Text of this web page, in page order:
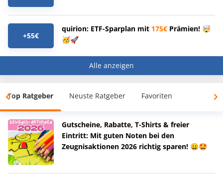
+55€
quirion: ETF-Sparplan mit 175€ Prämien! 🤯
🥳🚀
Alle anzeigen
Top Ratgeber Neuste Ratgeber Favoriten
Gutscheine, Rabatte, T-Shirts & freier
Eintritt: Mit guten Noten bei den
Zeugnisaktionen 2026 richtig sparen! 😀🤩